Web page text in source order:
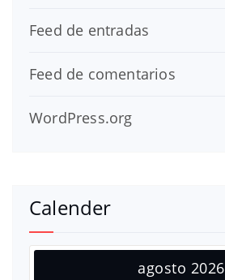
Feed de entradas
Feed de comentarios
WordPress.org
Calender
agosto 2026